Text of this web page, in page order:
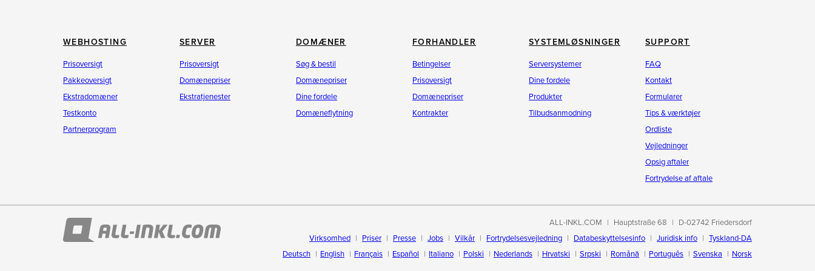
WEBHOSTING
Prisoversigt
Pakkeoversigt
Ekstradomæner
Testkonto
Partnerprogram
SERVER
Prisoversigt
Domænepriser
Ekstratjenester
DOMÆNER
Søg & bestil
Domænepriser
Dine fordele
Domæneflytning
FORHANDLER
Betingelser
Prisoversigt
Domænepriser
Kontrakter
SYSTEMLØSNINGER
Serversystemer
Dine fordele
Produkter
Tilbudsanmodning
SUPPORT
FAQ
Kontakt
Formularer
Tips & værktøjer
Ordliste
Vejledninger
Opsig aftaler
Fortrydelse af aftale
ALL-INKL.COM Hauptstraße 68
D-02742 Friedersdorf
Virksomhed
Priser Presse Jobs Vilkår Fortrydelsesvejledning Databeskyttelsesinfo Juridisk info
Tyskland-DA
Deutsch
English Français Español Italiano Polski Nederlands Hrvatski Srpski Română Português Svenska Norsk